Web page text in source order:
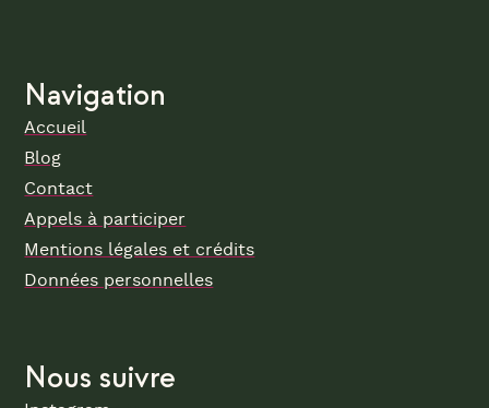
Navigation
Accueil
Blog
Contact
Appels à participer
Mentions légales et crédits
Données personnelles
Nous suivre